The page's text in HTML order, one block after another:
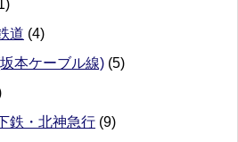
道 (4)
本ケーブル線) (5)
鉄・北神急行 (9)